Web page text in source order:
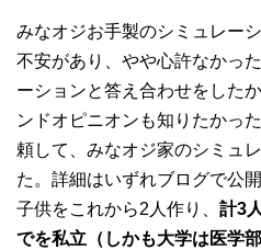
みなオジお手製のシミュレー
不安があり、やや心許なかっ
ーションと答え合わせをした
ンドオピニオンも知りたかっ
頼して、みなオジ家のシミュ
た。詳細はいずれブログで公
子供をこれから2人作り、 計3
でを私立（しかも大学は医学部